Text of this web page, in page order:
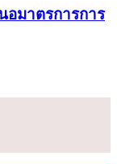
อมาตรการการ